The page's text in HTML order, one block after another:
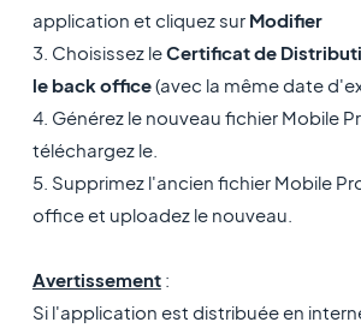
application et cliquez sur Modifier
3. Choisissez leCertificat de
le back office(avec la même date
4. Générez le nouveau fichier Mobile
téléchargez le.
5. Supprimez l'ancien fichier Mobile
office et uploadez le nouveau.
Avertissement:
Si l'application est distribuée en